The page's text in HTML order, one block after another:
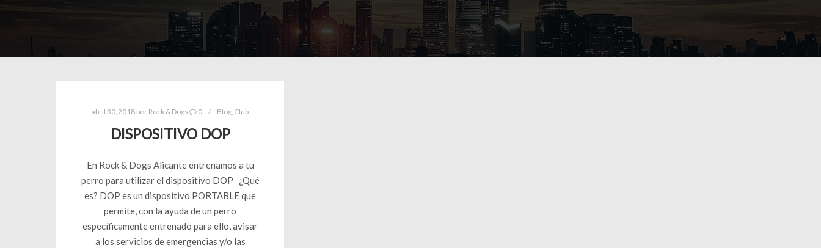
abril 30, 2018 por Rock & Dogs 0 Blog Club
DISPOSITIVO DOP
En Rock & Dogs Alicante entrenamos a tu
perro para utilizar el dispositivo DOP ¿Qué
es? DOP es un dispositivo PORTABLE que
permite, con la ayuda de un perro
específicamente entrenado para ello, avisar
a los servicios de emergencias y/o las